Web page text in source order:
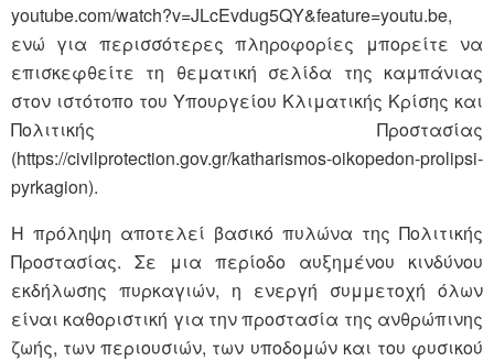
youtube.com/watch?v=JLcEvdug5QY&feature=youtu.be,
ενώ για περισσότερες πληροφορίες μπορείτε να
επισκεφθείτε τη θεματική σελίδα της καμπάνιας
στον ιστότοπο του Υπουργείου Κλιματικής Κρίσης και
Πολιτικής Προστασίας
(https://civilprotection.gov.gr/katharismos-oikopedon-prolipsi-
pyrkagion).
Η πρόληψη αποτελεί βασικό πυλώνα της Πολιτικής
Προστασίας. Σε μια περίοδο αυξημένου κινδύνου
εκδήλωσης πυρκαγιών, η ενεργή συμμετοχή όλων
είναι καθοριστική για την προστασία της ανθρώπινης
ζωής, των περιουσιών, των υποδομών και του φυσικού